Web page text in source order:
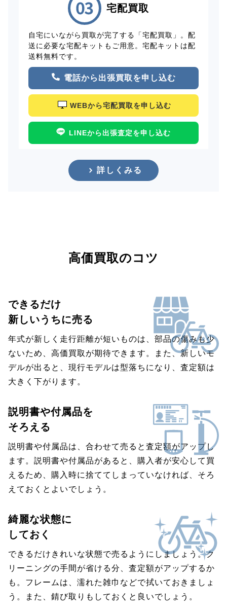
宅配買取
自宅にいながら買取が完了する「宅配買取」。配
送に必要な宅配キットもご用意。宅配キットは配
送料無料です。
電話から出張買取を申し込む
WEBから宅配買取を申し込む
LINEから出張査定を申し込む
詳しくみる
高価買取のコツ
できるだけ
新しいうちに売る
年式が新しく走行距離が短いものは、部品の傷みも少
ないため、高価買取が期待できます。また、新しいモ
デルが出ると、現行モデルは型落ちになり、査定額は
大きく下がります。
説明書や付属品を
そろえる
説明書や付属品は、合わせて売ると査定額がアップし
ます。説明書や付属品があると、購入者が安心して買
えるため、購入時に捨ててしまっていなければ、そろ
えておくとよいでしょう。
綺麗な状態に
しておく
できるだけきれいな状態で売るようにしましょう。ク
リーニングの手間が省ける分、査定額がアップするか
も。フレームは、濡れた雑巾などで拭いておきましょ
う。また、錆び取りもしておくと良いでしょう。